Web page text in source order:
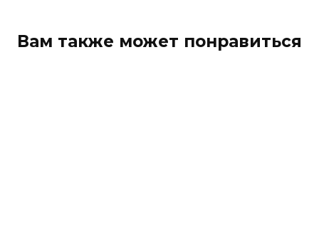
Вам также может понравиться